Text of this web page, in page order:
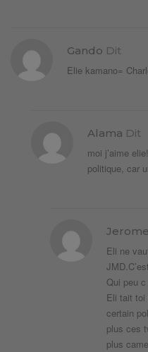
Gando Dit
Elie kamano=
Alama Dit
moi j’aime
politique, car
Jerome
Eli ne
Qui peu
Eli tait toi
certain
plus ces
plus